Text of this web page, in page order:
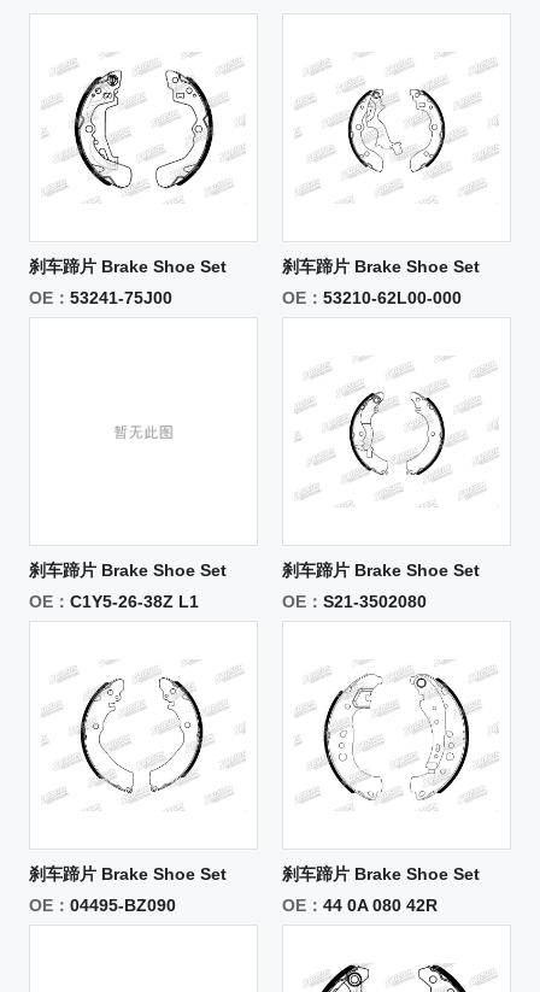
刹车蹄片 Brake Shoe Set
OE： 53241-75J00
刹车蹄片 Brake Shoe Set
OE： 53210-62L00-000
刹车蹄片 Brake Shoe Set
OE： C1Y5-26-38Z L1
刹车蹄片 Brake Shoe Set
OE： S21-3502080
刹车蹄片 Brake Shoe Set
OE： 04495-BZ090
刹车蹄片 Brake Shoe Set
OE： 44 0A 080 42R